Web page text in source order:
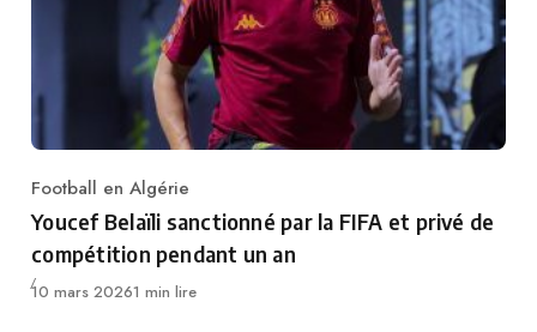
Category
Football en Algérie
Youcef Belaïli sanctionné par la FIFA et privé de
compétition pendant un an
Publié
10 mars 20261 min lire